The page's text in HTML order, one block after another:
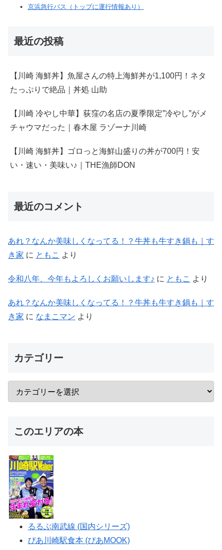
京浜急行バス（トップに運行情報あり）
最近の投稿
【川崎 海鮮丼】魚屋さんの特上海鮮丼が1,100円！ネタ
たっぷりで絶品｜丼処 山助
【川崎 冷やし中華】荻窪の名店の夏季限定”冷やし”がメ
チャウマだった｜春木屋 ラゾーナ川崎
【川崎 海鮮丼】ゴロっと海鮮山盛りの丼が700円！安
い・速い・美味い♪｜THE漁師DON
最近のコメント
あれ？なんか美味しくなってる！？牛丼も牛すき鍋も｜す
き家 に ともこ より
令和八年、今年もよろしくお願いします♪ に ともこ より
あれ？なんか美味しくなってる！？牛丼も牛すき鍋も｜す
き家 に なまこマン より
カテゴリー
このエリアの本
るるぶ南武線 (国内シリーズ)
ぴあ川崎駅食本 (ぴあMOOK)